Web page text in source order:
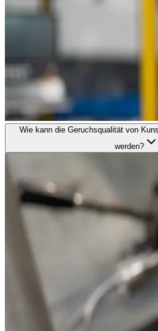
Wie kann die Geruchsqualität von
werden?